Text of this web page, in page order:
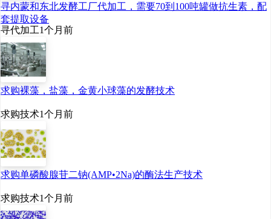
寻内蒙和东北发酵工厂代加工，需要70到100吨罐做抗生素，配
套提取设备
寻代加工1个月前
求购裸藻，盐藻，金黄小球藻的发酵技术
求购技术1个月前
求购单磷酸腺苷二钠(AMP•2Na)的酶法生产技术
求购技术1个月前